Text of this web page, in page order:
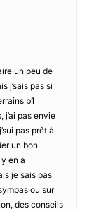
un peu de
j’sais pas si
b1
j’ai pas envie
pas prêt à
un bon
en a
je sais pas
ou sur
des conseils